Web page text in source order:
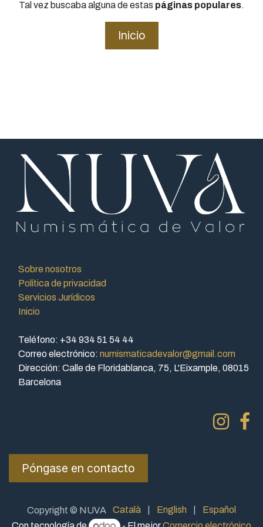
Tal vez buscaba alguna de estas páginas populares.
Inicio
Sobre nosotros
Política de privacidad
Servicios Jurídicos
Inicio
Teléfono: +34 934 51 54 44
Correo electrónico: numismaticadevalor@gmail.com
Dirección: Calle de Floridablanca, 75, L'Eixample, 08015
Barcelona
Póngase en contacto
Copyright © NUVA Català English
Español